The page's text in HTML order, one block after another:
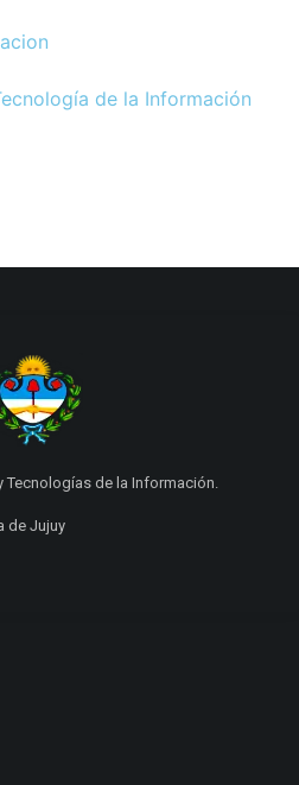
de la Información
Tecnologías de la Información.
de Jujuy